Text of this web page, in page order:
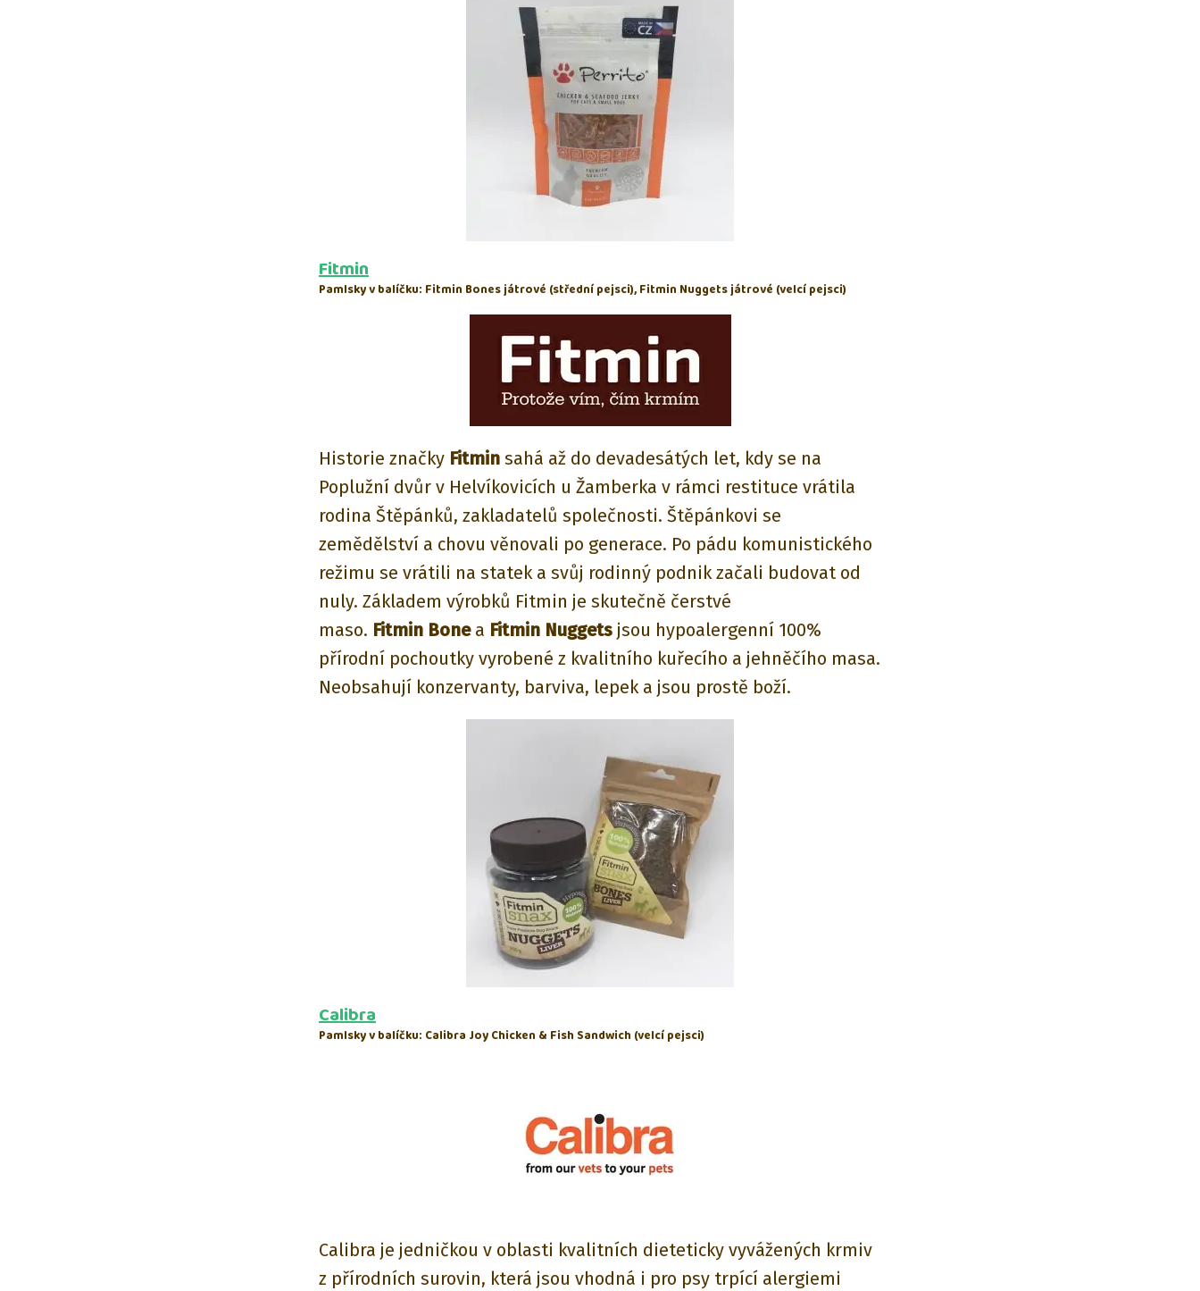
Fitmin
Pamlsky v balíčku: Fitmin Bones játrové (střední pejsci), Fitmin Nuggets játrové (velcí pejsci)
Historie značky Fitmin sahá až do devadesátých let, kdy se na
Poplužní dvůr v Helvíkovicích u Žamberka v rámci restituce vrátila
rodina Štěpánků, zakladatelů společnosti. Štěpánkovi se
zemědělství a chovu věnovali po generace. Po pádu komunistického
režimu se vrátili na statek a svůj rodinný podnik začali budovat od
nuly. Základem výrobků Fitmin je skutečně čerstvé
maso. Fitmin Bone a Fitmin Nuggets jsou hypoalergenní 100%
přírodní pochoutky vyrobené z kvalitního kuřecího a jehněčího masa.
Neobsahují konzervanty, barviva, lepek a jsou prostě boží.
Calibra
Pamlsky v balíčku: Calibra Joy Chicken & Fish Sandwich (velcí pejsci)
Calibra je jedničkou v oblasti kvalitních dieteticky vyvážených krmiv
z přírodních surovin, která jsou vhodná i pro psy trpící alergiemi